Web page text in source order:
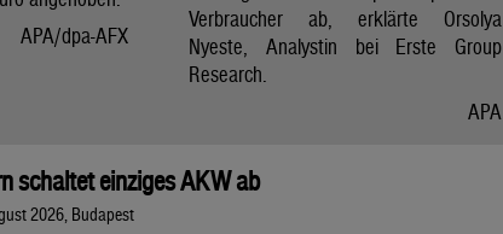
APA/dpa-AFX
Verbraucher ab, erklärte Orsolya
Nyeste, Analystin bei Erste Group
Research.
APA
schaltet einziges AKW ab
2026, Budapest